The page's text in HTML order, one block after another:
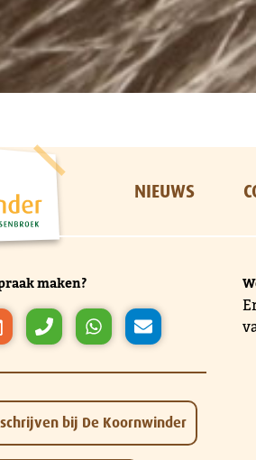
NIEUWS
maken?
bij De Koornwinder